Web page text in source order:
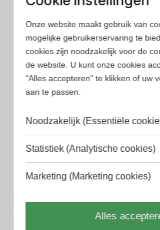
Populaire herengeuren
Amouage Heren parfum
Aramis Heren parfum
Azzaro Heren parfum
BALR. Heren parfum
BVLGARI Heren parfum
Chanel Heren parfum
Creed heren parfum
Onze website maakt gebruik van
mogelijke gebruikerservaring te
cookies zijn noodzakelijk voor de
de website. U kunt onze cookies
"Alles accepteren" te klikken of uw
aan te passen.
Noodzakelijk (Essentiële
Statistiek (Analytische cookies)
Marketing (Marketing cookies)
Alles